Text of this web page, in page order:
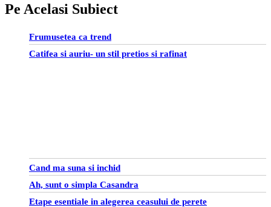
Pe Acelasi Subiect
Frumusetea ca trend
Catifea si auriu- un stil pretios si rafinat
Cand ma suna si inchid
Ah, sunt o simpla Casandra
Etape esentiale in alegerea ceasului de perete